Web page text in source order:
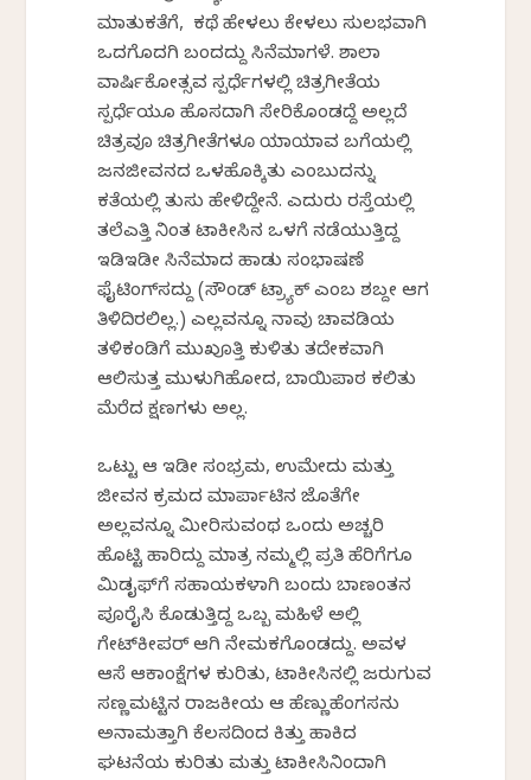
ಮಾತುಕತೆಗೆ, ಕಥೆ ಹೇಳಲು ಕೇಳಲು ಸುಲಭವಾಗಿ
ಒದಗೊದಗಿ ಬಂದದ್ದು ಸಿನೆಮಾಗಳೆ. ಶಾಲಾ
ವಾರ್ಷಿಕೋತ್ಸವ ಸ್ಪರ್ಧೆಗಳಲ್ಲಿ ಚಿತ್ರಗೀತೆಯ
ಸ್ಪರ್ಧೆಯೂ ಹೊಸದಾಗಿ ಸೇರಿಕೊಂಡದ್ದೆ ಅಲ್ಲದೆ
ಚಿತ್ರವೂ ಚಿತ್ರಗೀತೆಗಳೂ ಯಾಯಾವ ಬಗೆಯಲ್ಲಿ
ಜನಜೀವನದ ಒಳಹೊಕ್ಕಿತು ಎಂಬುದನ್ನು
ಕತೆಯಲ್ಲಿ ತುಸು ಹೇಳಿದ್ದೇನೆ. ಎದುರು ರಸ್ತೆಯಲ್ಲಿ
ತಲೆಎತ್ತಿ ನಿಂತ ಟಾಕೀಸಿನ ಒಳಗೆ ನಡೆಯುತ್ತಿದ್ದ
ಇಡಿಇಡೀ ಸಿನೆಮಾದ ಹಾಡು ಸಂಭಾಷಣೆ
ಫೈಟಿಂಗ್‌ಸದ್ದು (ಸೌಂಡ್ ಟ್ರ್ಯಾಕ್ ಎಂಬ ಶಬ್ದವೇ ಆಗ
ತಿಳಿದಿರಲಿಲ್ಲ.) ಎಲ್ಲವನ್ನೂ ನಾವು ಚಾವಡಿಯ
ತಳಿಕಂಡಿಗೆ ಮುಖವೊತ್ತಿ ಕುಳಿತು ತದೇಕವಾಗಿ
ಆಲಿಸುತ್ತ ಮುಳುಗಿಹೋದ, ಬಾಯಿಪಾಠ ಕಲಿತು
ಮೆರೆದ ಕ್ಷಣಗಳು ಅವೆಲ್ಲ.
ಒಟ್ಟು ಆ ಇಡೀ ಸಂಭ್ರಮ, ಉಮೇದು ಮತ್ತು
ಜೀವನ ಕ್ರಮದ ಮಾರ್ಪಾಟಿನ ಜೊತೆಗೇ
ಅವೆಲ್ಲವನ್ನೂ ಮೀರಿಸುವಂಥ ಒಂದು ಅಚ್ಚರಿ
ಹೊಟ್ಟಿ ಹಾರಿದ್ದು ಮಾತ್ರ ನಮ್ಮಲ್ಲಿ ಪ್ರತಿ ಹೆರಿಗೆಗೂ
ಮಿಡವೈಫ್‌ಗೆ ಸಹಾಯಕಳಾಗಿ ಬಂದು ಬಾಣಂತನ
ಪೂರೈಸಿ ಕೊಡುತ್ತಿದ್ದ ಒಬ್ಬ ಮಹಿಳೆ ಅಲ್ಲಿ
ಗೇಟ್‌ಕೀಪರ್ ಆಗಿ ನೇಮಕಗೊಂಡದ್ದು. ಅವಳ
ಆಸೆ ಆಕಾಂಕ್ಷೆಗಳ ಕುರಿತು, ಟಾಕೀಸಿನಲ್ಲಿ ಜರುಗುವ
ಸಣ್ಣಮಟ್ಟಿನ ರಾಜಕೀಯ ಆ ಹೆಣ್ಣುಹೆಂಗಸನು
ಅನಾಮತ್ತಾಗಿ ಕೆಲಸದಿಂದ ಕಿತ್ತು ಹಾಕಿದ
ಘಟನೆಯ ಕುರಿತು ಮತ್ತು ಟಾಕೀಸಿನಿಂದಾಗಿ